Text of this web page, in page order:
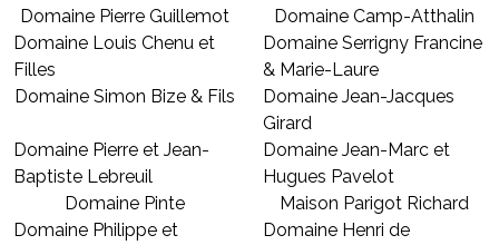
Domaine Pierre Guillemot
Domaine Camp-Atthalin
Domaine Louis Chenu et
Filles
Domaine Serrigny Francine
& Marie-Laure
Domaine Simon Bize & Fils
Domaine Jean-Jacques
Girard
Domaine Pierre et Jean-
Baptiste Lebreuil
Domaine Jean-Marc et
Hugues Pavelot
Domaine Pinte
Maison Parigot Richard
Domaine Philippe et
Domaine Henri de